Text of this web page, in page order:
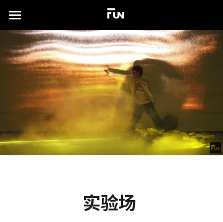
首页
关于
案例展示
所有作品集
沉浸式展厅
演出及发布会
视觉特效设计
实验场
TD书籍
联系我们
实验场
商品分类
所有商品分类